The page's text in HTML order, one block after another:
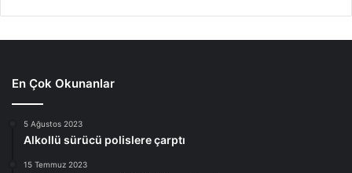
En Çok Okunanlar
5 Ağustos 2023
Alkollü sürücü polislere çarptı
15 Temmuz 2023